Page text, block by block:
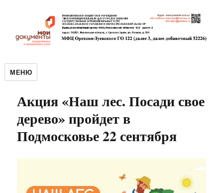
МЕНЮ
Акция «Наш лес. Посади свое
дерево» пройдет в
Подмосковье 22 сентября